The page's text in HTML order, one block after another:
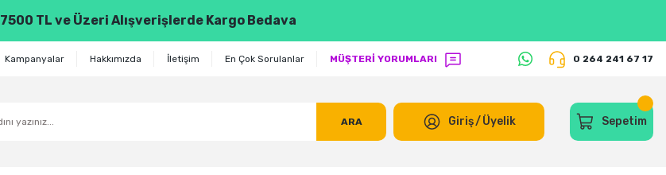
7500 TL ve Üzeri Alışverişlerde Kargo Bedava
Kampanyalar Hakkımızda İletişim En Çok Sorulanlar MÜŞTERİ YORUMLARI 0 264 241 67 17
ARA Giriş/Üyelik Sepetim